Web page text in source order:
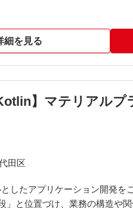
）
、IPv4（PPPoE接続）の利用
細を見る
】マテリアル
田区
したアプリケーション開発を
」と位置づけ、業務の構造や